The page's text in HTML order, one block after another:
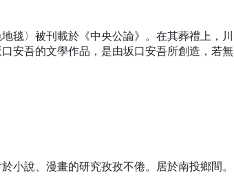
毯〉被刊載於《中央公論》。在其葬禮上，川
安吾的文學作品，是由坂口安吾所創造，若無
小說、漫畫的研究孜孜不倦。居於南投鄉間。